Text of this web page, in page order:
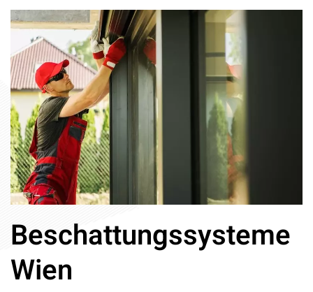
Beschattungssysteme
Wien